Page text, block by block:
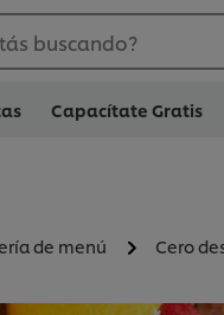
buscando?
Capacítate Gratis
de menú Cero